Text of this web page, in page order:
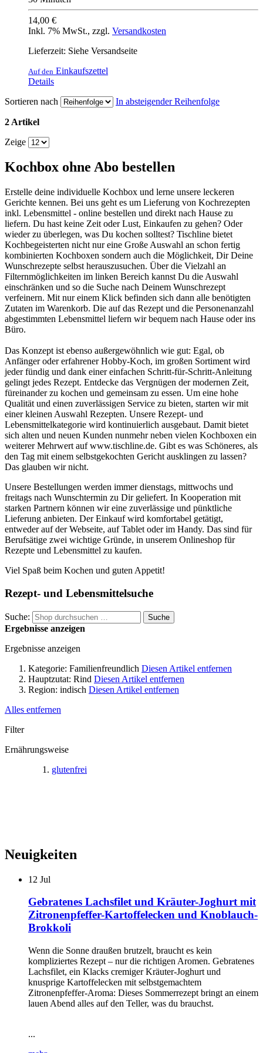
14,00 €
Inkl. 7% MwSt., zzgl. Versandkosten
Lieferzeit: Siehe Versandseite
Auf den Einkaufszettel
Details
Sortieren nach
In absteigender Reihenfolge
2 Artikel
Zeige
Kochbox ohne Abo bestellen
Erstelle deine individuelle Kochbox und lerne unsere leckeren
Gerichte kennen. Bei uns geht es um Lieferung von Kochrezepten
inkl. Lebensmittel - online bestellen und direkt nach Hause zu
liefern. Du hast keine Zeit oder Lust, Einkaufen zu gehen? Oder
wieder zu überlegen, was Du kochen solltest? Tischline bietet
Kochbegeisterten nicht nur eine Große Auswahl an schon fertig
kombinierten Kochboxen sondern auch die Möglichkeit, Dir Deine
Wunschrezepte selbst herauszusuchen. Über die Vielzahl an
Filternmöglichkeiten im linken Bereich kannst Du die Auswahl
einschränken und so die Suche nach Deinem Wunschrezept
verfeinern. Mit nur einem Klick befinden sich dann alle benötigten
Zutaten im Warenkorb. Die auf das Rezept und die Personenanzahl
abgestimmten Lebensmittel liefern wir bequem nach Hause oder ins
Büro.
Das Konzept ist ebenso außergewöhnlich wie gut: Egal, ob
Anfänger oder erfahrener Hobby-Koch, im großen Sortiment wird
jeder fündig und dank einer einfachen Schritt-für-Schritt-Anleitung
gelingt jedes Rezept. Entdecke das Vergnügen der modernen Zeit,
füreinander zu kochen und gemeinsam zu essen. Um eine hohe
Qualität und einen zuverlässigen Service zu bieten, starten wir mit
einer kleinen Auswahl Rezepten. Unsere Rezept- und
Lebensmittelkategorie wird kontinuierlich ausgebaut. Damit bietet
sich alten und neuen Kunden nunmehr neben vielen Kochboxen ein
weiterer Mehrwert auf www.tischline.de. Gibt es was Schöneres, als
den Tag mit einem selbstgekochten Gericht ausklingen zu lassen?
Das glauben wir nicht.
Unsere Bestellungen werden immer dienstags, mittwochs und
freitags nach Wunschtermin zu Dir geliefert. In Kooperation mit
starken Partnern können wir eine zuverlässige und pünktliche
Lieferung anbieten. Der Einkauf wird komfortabel getätigt,
entweder auf der Webseite, auf Tablet oder im Handy. Das sind für
Berufsätige zwei wichtige Gründe, in unserem Onlineshop für
Rezepte und Lebensmittel zu kaufen.
Viel Spaß beim Kochen und guten Appetit!
Rezept- und Lebensmittelsuche
Suche: Suche
Ergebnisse anzeigen
Ergebnisse anzeigen
Kategorie: Familienfreundlich Diesen Artikel entfernen
Hauptzutat: Rind Diesen Artikel entfernen
Region: indisch Diesen Artikel entfernen
Alles entfernen
Filter
Ernährungsweise
glutenfrei
Neuigkeiten
12 Jul
Gebratenes Lachsfilet und Kräuter-Joghurt mit
Zitronenpfeffer-Kartoffelecken und Knoblauch-
Brokkoli
Wenn die Sonne draußen brutzelt, braucht es kein
kompliziertes Rezept – nur die richtigen Aromen. Gebratenes
Lachsfilet, ein Klacks cremiger Kräuter-Joghurt und
knusprige Kartoffelecken mit selbstgemachtem
Zitronenpfeffer-Aroma: Dieses Sommerrezept bringt an einem
lauen Abend alles auf den Teller, was du brauchst.
...